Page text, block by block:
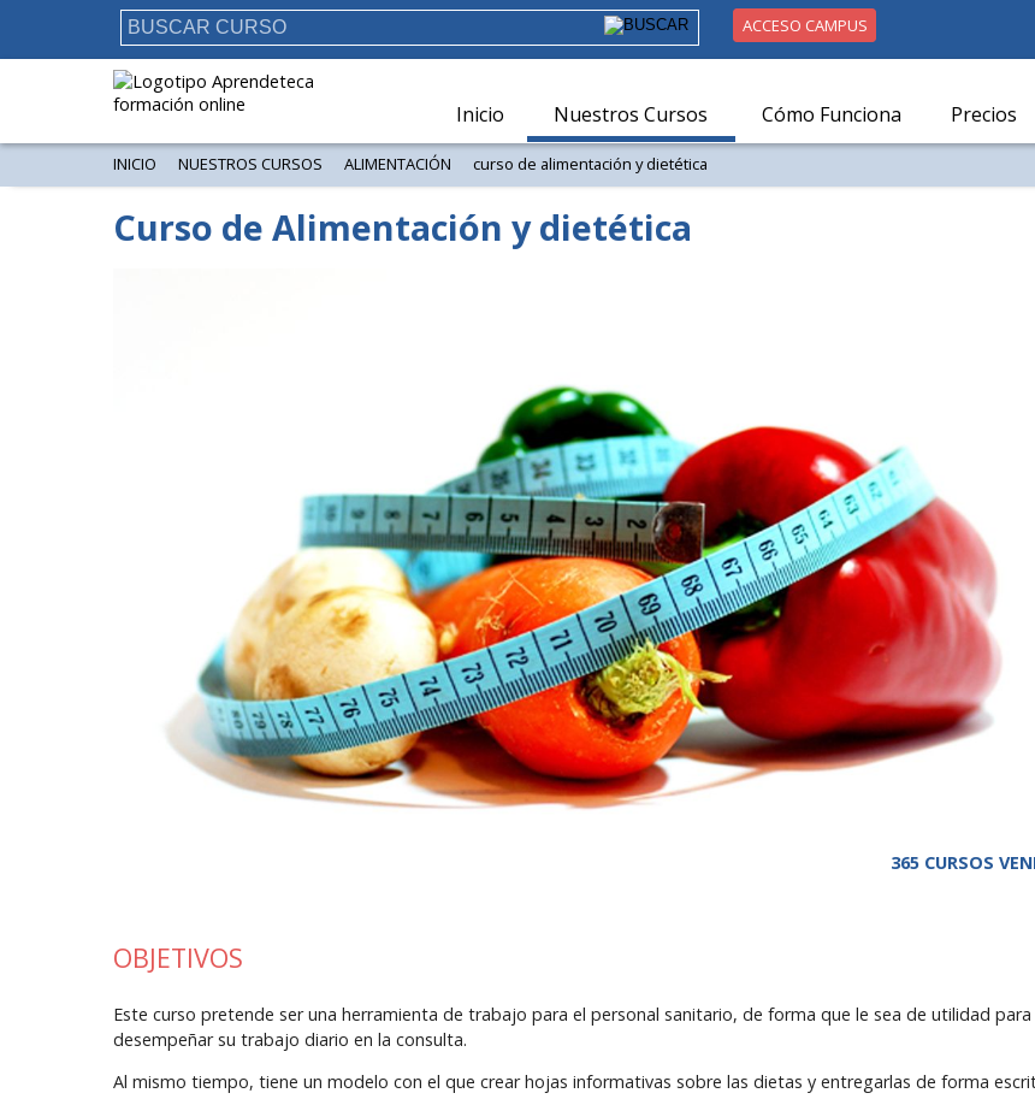
ACCESO CAMPUS
Inicio Nuestros Cursos Cómo Funciona Precios
INICIO NUESTROS CURSOS ALIMENTACIÓN curso de alimentación y dietética
Curso de Alimentación y dietética
365 CURSOS
OBJETIVOS
Este curso pretende ser una herramienta de trabajo para el personal sanitario, de forma que le sea de utilidad para
desempeñar su trabajo diario en la consulta.
Al mismo tiempo, tiene un modelo con el que crear hojas informativas sobre las dietas y entregarlas de forma